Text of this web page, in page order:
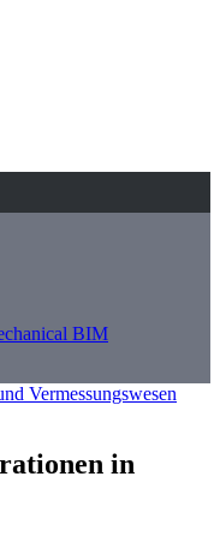
BIM
Vermessungswesen
in